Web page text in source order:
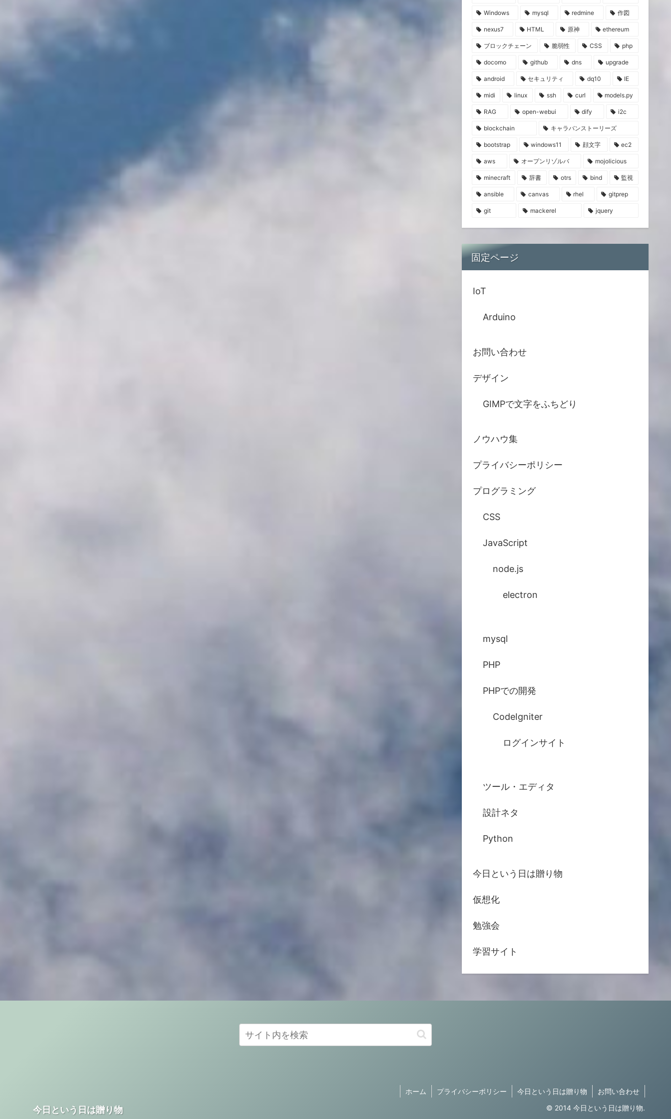
Windows mysql redmine 作図
nexus7 HTML 原神 ethereum
ブロックチェーン 脆弱性 CSS php
docomo github dns upgrade
android セキュリティ dq10 IE
midi linux ssh curl models.py
RAG open-webui dify i2c
blockchain キャラバンストーリーズ
bootstrap windows11 顔文字 ec2
aws オープンリゾルバ mojolicious
minecraft 辞書 otrs bind 監視
ansible canvas rhel gitprep
git mackerel jquery
固定ページ
IoT
Arduino
お問い合わせ
デザイン
GIMPで文字をふちどり
ノウハウ集
プライバシーポリシー
プログラミング
CSS
JavaScript
node.js
electron
mysql
PHP
PHPでの開発
CodeIgniter
ログインサイト
ツール・エディタ
設計ネタ
Python
今日という日は贈り物
仮想化
勉強会
学習サイト
今日という日は贈り物
ホーム プライバシーポリシー 今日という日は贈り物
お問い合わせ
© 2014 今日という日は贈り物.